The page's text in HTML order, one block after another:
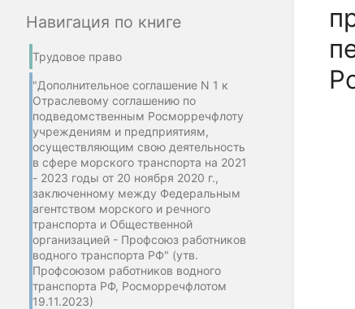
Навигация по книге
Трудовое право
"Дополнительное соглашение N 1 к
Отраслевому соглашению по
подведомственным Росморречфлоту
учреждениям и предприятиям,
осуществляющим свою деятельность
в сфере морского транспорта на 2021
- 2023 годы от 20 ноября 2020 г.,
заключенному между Федеральным
агентством морского и речного
транспорта и Общественной
организацией - Профсоюз работников
водного транспорта РФ" (утв.
Профсоюзом работников водного
транспорта РФ, Росморречфлотом
19.11.2023)